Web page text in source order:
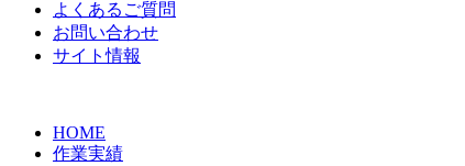
よくあるご質問
お問い合わせ
サイト情報
HOME
作業実績